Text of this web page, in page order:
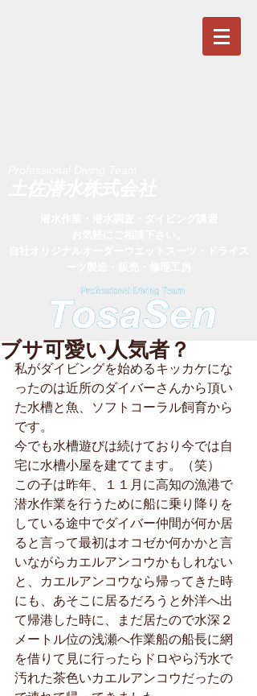
ブサ可愛い人気者？
私がダイビングを始めるキッカケにな
ったのは近所のダイバーさんから頂い
た水槽と魚、ソフトコーラル飼育から
です。
今でも水槽遊びは続けており今では自
宅に水槽小屋を建ててます。（笑）
この子は昨年、１１月に高知の漁港で
潜水作業を行うために船に乗り降りを
している途中でダイバー仲間が何か居
ると言って最初はオコゼか何かかと言
いながらカエルアンコウかもしれない
と、カエルアンコウなら帰ってきた時
にも、あそこに居るだろうと外洋へ出
て帰港した時に、まだ居たので水深２
メートル位の浅瀬へ作業船の船長に網
を借りて見に行ったらドロやら汚水で
汚れた茶色いカエルアンコウだったの